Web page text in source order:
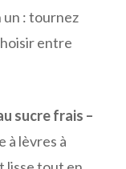
un : tournez
entre
sucre frais –
à lèvres à